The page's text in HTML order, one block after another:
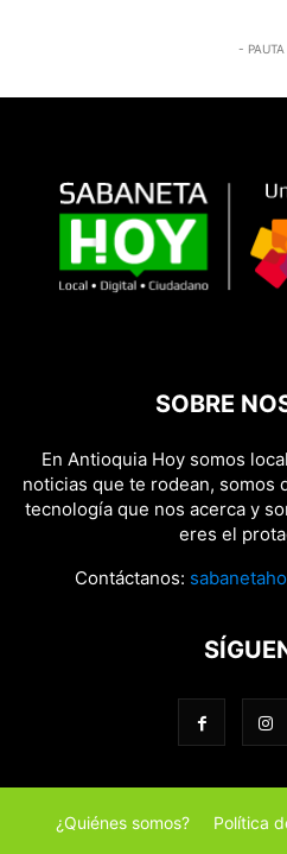
-
SOBRE
En Antioquia Hoy somos
noticias que te rodean, somos
tecnología que nos acerca y
eres el
Contáctanos:
¿Quiénes somos? Política